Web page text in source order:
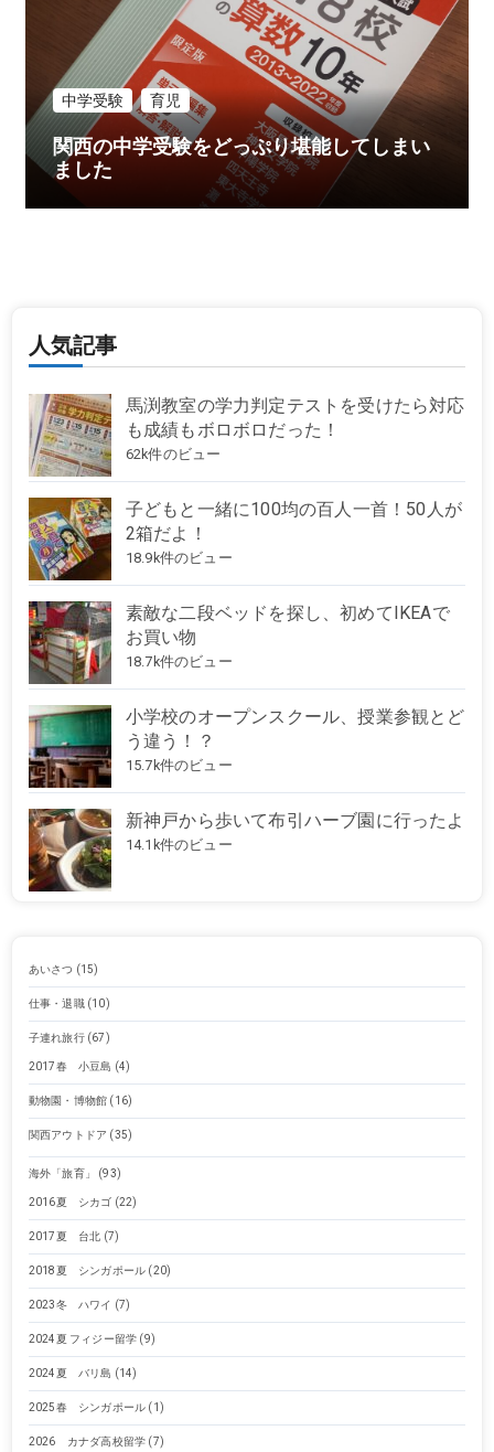
中学受験 育児
関西の中学受験をどっぷり堪能してしまい
ました
人気記事
馬渕教室の学力判定テストを受けたら対応
も成績もボロボロだった！
62k件のビュー
子どもと一緒に100均の百人一首！50人が
2箱だよ！
18.9k件のビュー
素敵な二段ベッドを探し、初めてIKEAで
お買い物
18.7k件のビュー
小学校のオープンスクール、授業参観とど
う違う！？
15.7k件のビュー
新神戸から歩いて布引ハーブ園に行ったよ
14.1k件のビュー
あいさつ (15)
仕事・退職(10)
子連れ旅行(67)
2017春 小豆島 (4)
動物園・博物館 (16)
関西アウトドア (35)
海外「旅育」 (93)
2016夏 シカゴ (22)
2017夏 台北 (7)
2018夏 シンガポール (20)
2023冬 ハワイ (7)
2024夏 フィジー留学 (9)
2024夏 バリ島 (14)
2025春 シンガポール (1)
2026 カナダ高校留学 (7)